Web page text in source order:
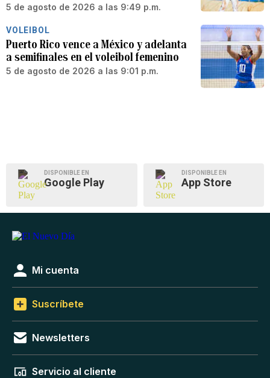
5 de agosto de 2026 a las 9:49 p.m.
VOLEIBOL
Puerto Rico vence a México y adelanta
a semifinales en el voleibol femenino
5 de agosto de 2026 a las 9:01 p.m.
DISPONIBLE EN
Google Play
DISPONIBLE EN
App Store
Mi cuenta
Suscríbete
Newsletters
Servicio al cliente